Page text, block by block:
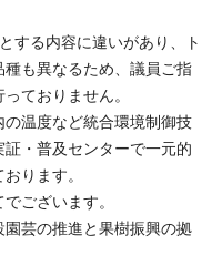
する内容に違いがあり、ト
も異なるため、議員ご指
ておりません。
温度など統合環境制御技
・普及センターで一元的
ります。
ございます。
芸の推進と果樹振興の拠